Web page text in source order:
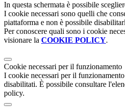
In questa schermata è possibile
I cookie necessari sono quelli che
piattaforma e non è possibile
Per conoscere quali sono i cookie
visionare la COOKIE POLICY.
Cookie necessari per il funzionamento
I cookie necessari per il
disabilitati. È possibile consultare
policy.